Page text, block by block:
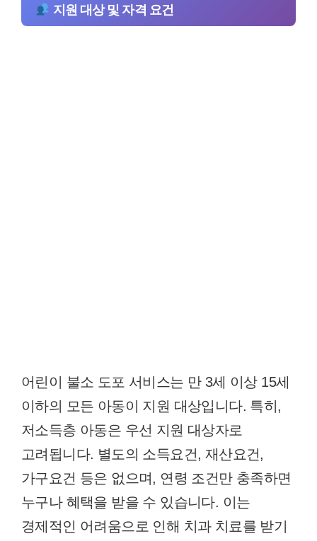
지원 대상 및 자격 요건
어린이 불소 도포 서비스는 만 3세 이상 15세
이하의 모든 아동이 지원 대상입니다. 특히,
저소득층 아동은 우선 지원 대상자로
고려됩니다. 별도의 소득요건, 재산요건,
가구요건 등은 없으며, 연령 조건만 충족하면
누구나 혜택을 받을 수 있습니다. 이는
경제적인 어려움으로 인해 치과 치료를 받기